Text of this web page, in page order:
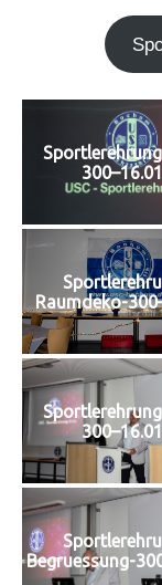
Raumdeko-
Begruessung-